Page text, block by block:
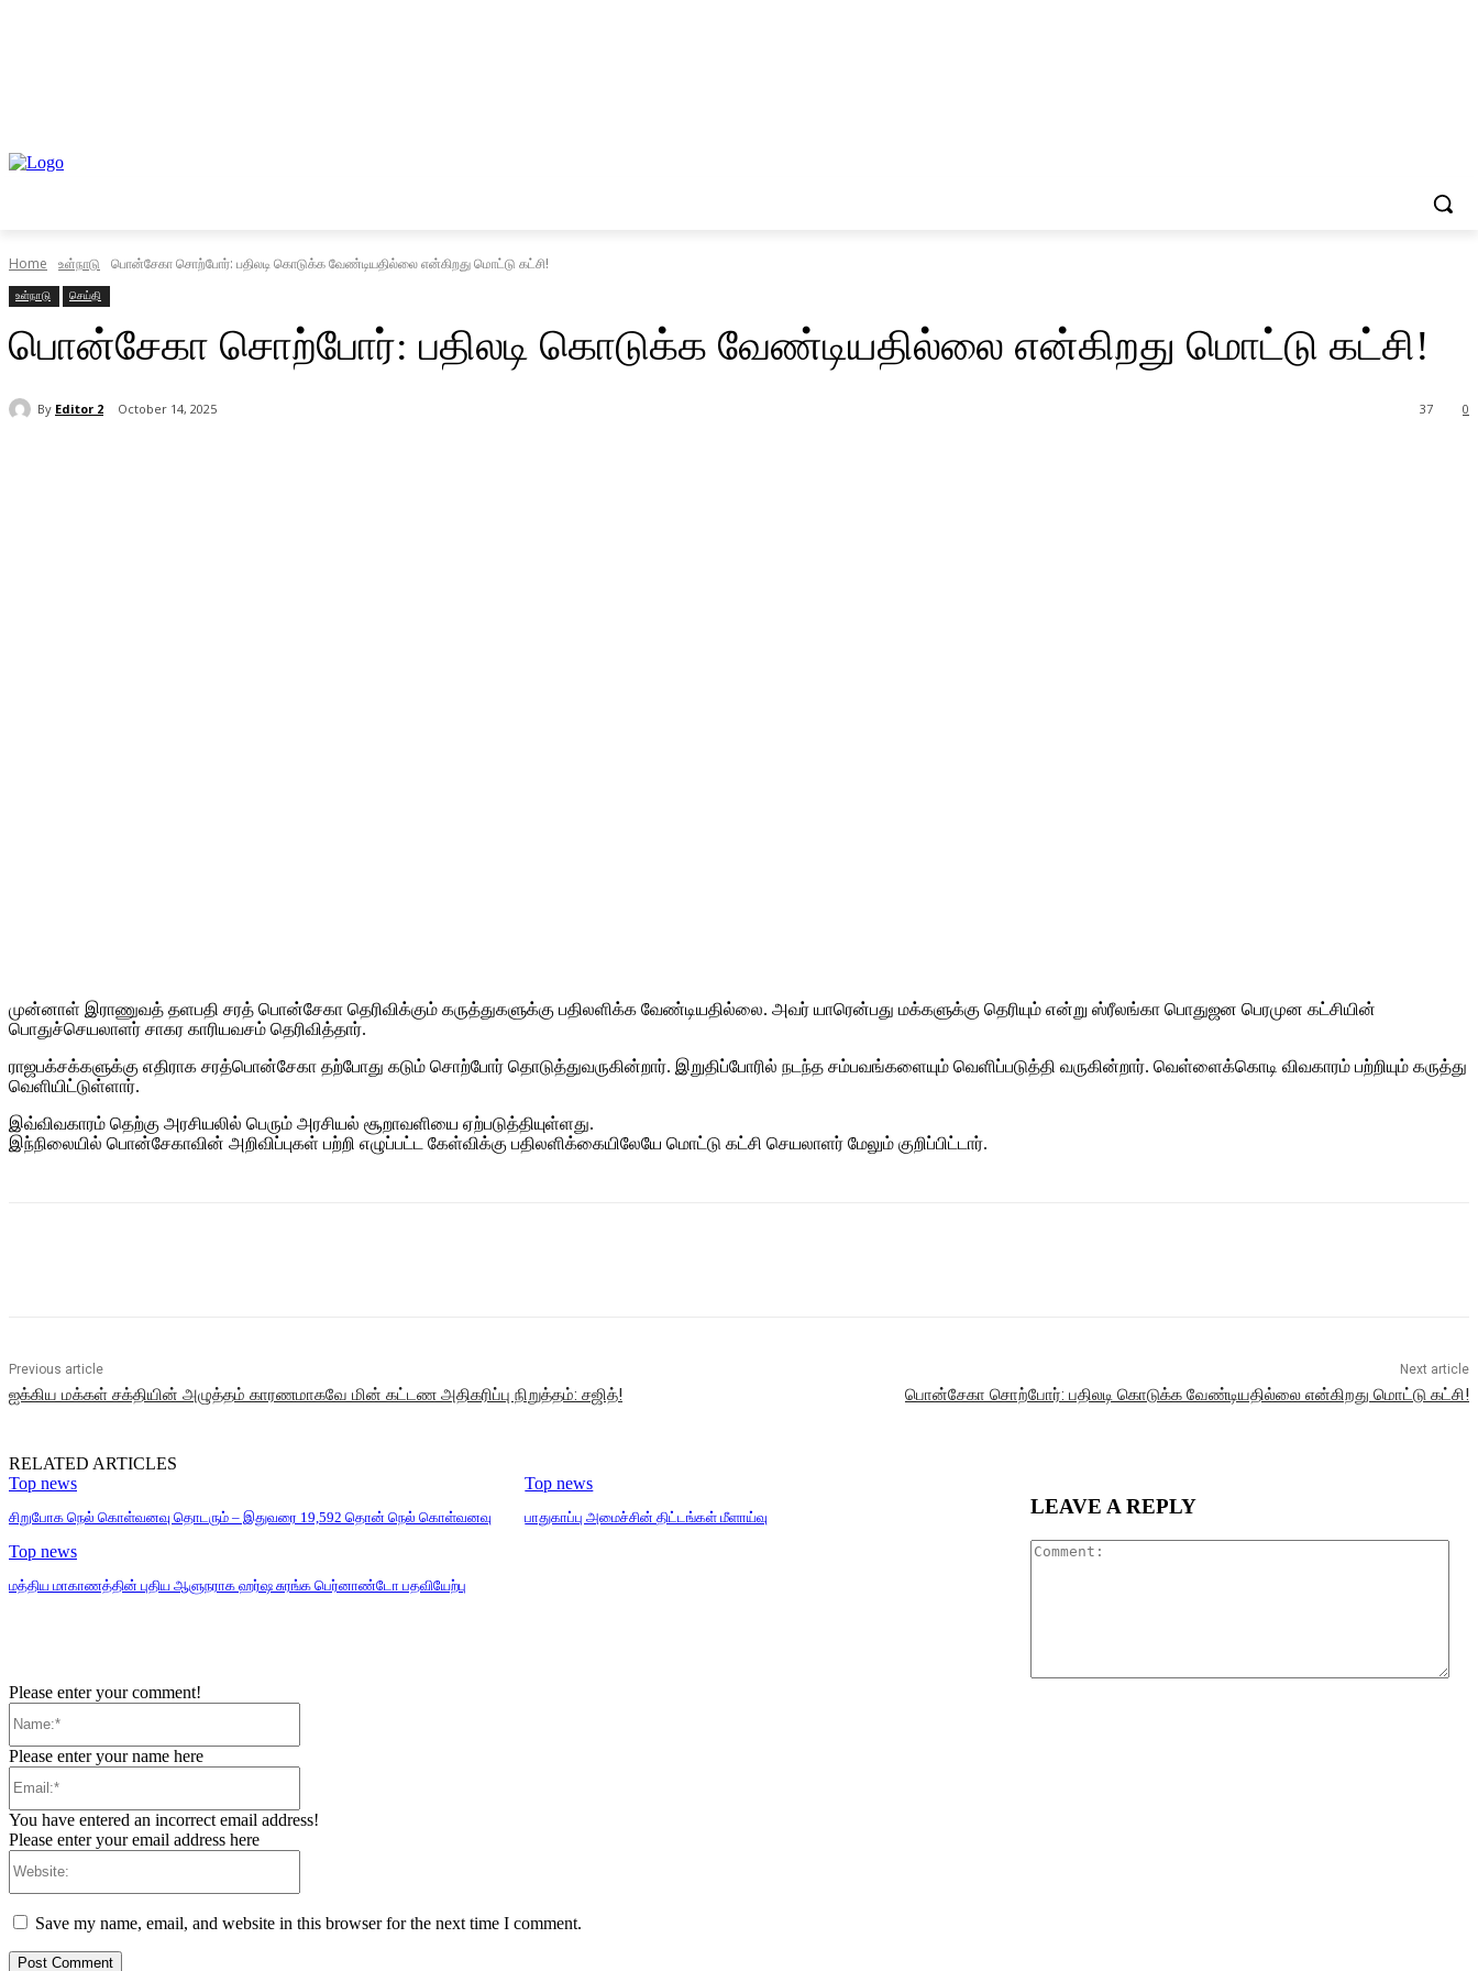
Home உள்நாடு பொன்சேகா சொற்போர்: பதிலடி கொடுக்க வேண்டியதில்லை என்கிறது மொட்டு கட்சி!
உள்நாடு செய்தி
பொன்சேகா சொற்போர்: பதிலடி கொடுக்க வேண்டியதில்லை என்கிறது மொட்டு கட்சி!
By Editor 2 October 14, 2025 0
37
முன்னாள் இராணுவத் தளபதி சரத் பொன்சேகா தெரிவிக்கும் கருத்துகளுக்கு பதிலளிக்க வேண்டியதில்லை. அவர் யாரென்பது மக்களுக்கு தெரியும் என்று ஸ்ரீலங்கா பொதுஜன பெரமுன கட்சியின்
பொதுச்செயலாளர் சாகர காரியவசம் தெரிவித்தார்.
ராஜபக்சக்களுக்கு எதிராக சரத்பொன்சேகா தற்போது கடும் சொற்போர் தொடுத்துவருகின்றார். இறுதிப்போரில் நடந்த சம்பவங்களையும் வெளிப்படுத்தி வருகின்றார். வெள்ளைக்கொடி விவகாரம் பற்றியும் கருத்து
வெளியிட்டுள்ளார்.
இவ்விவகாரம் தெற்கு அரசியலில் பெரும் அரசியல் சூறாவளியை ஏற்படுத்தியுள்ளது.
இந்நிலையில் பொன்சேகாவின் அறிவிப்புகள் பற்றி எழுப்பட்ட கேள்விக்கு பதிலளிக்கையிலேயே மொட்டு கட்சி செயலாளர் மேலும் குறிப்பிட்டார்.
Previous article
ஐக்கிய மக்கள் சக்தியின் அழுத்தம் காரணமாகவே மின் கட்டண அதிகரிப்பு நிறுத்தம்: சஜித்!
Next article
பொன்சேகா சொற்போர்: பதிலடி கொடுக்க வேண்டியதில்லை என்கிறது மொட்டு கட்சி!
RELATED ARTICLES
Top news
சிறுபோக நெல் கொள்வனவு தொடரும் – இதுவரை 19,592 தொன் நெல் கொள்வனவு
Top news
பாதுகாப்பு அமைச்சின் திட்டங்கள் மீளாய்வு
Top news
மத்திய மாகாணத்தின் புதிய ஆளுநராக ஹர்ஷ சுரங்க பெர்னாண்டோ பதவியேற்பு
LEAVE A REPLY
Please enter your comment!
Please enter your name here
You have entered an incorrect email address!
Please enter your email address here
Save my name, email, and website in this browser for the next time I comment.